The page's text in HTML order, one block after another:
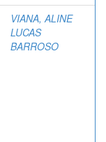
VIANA, ALINE
LUCAS
BARROSO